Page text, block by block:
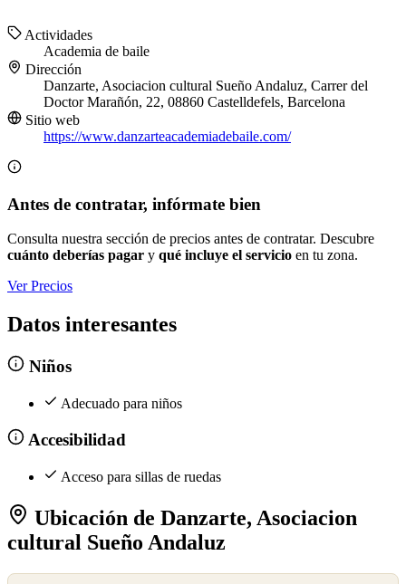
Actividades
Academia de baile
Dirección
Danzarte, Asociacion cultural Sueño Andaluz, Carrer del
Doctor Marañón, 22, 08860 Castelldefels, Barcelona
Sitio web
https://www.danzarteacademiadebaile.com/
Antes de contratar, infórmate bien
Consulta nuestra sección de precios antes de contratar. Descubre
cuánto deberías pagar y qué incluye el servicio en tu zona.
Ver Precios
Datos interesantes
Niños
Adecuado para niños
Accesibilidad
Acceso para sillas de ruedas
Ubicación de Danzarte, Asociacion
cultural Sueño Andaluz